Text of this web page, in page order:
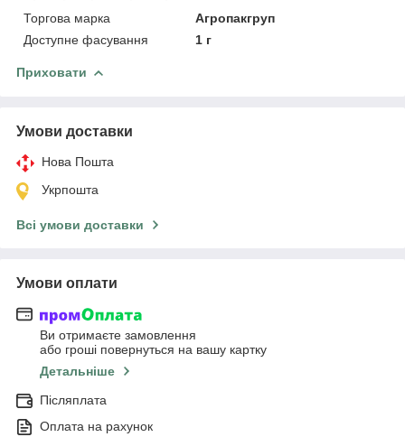
Торгова марка
Агропакгруп
Доступне фасування
1 г
Приховати
Умови доставки
Нова Пошта
Укрпошта
Всі умови доставки
Умови оплати
Ви отримаєте замовлення
або гроші повернуться на вашу картку
Детальніше
Післяплата
Оплата на рахунок